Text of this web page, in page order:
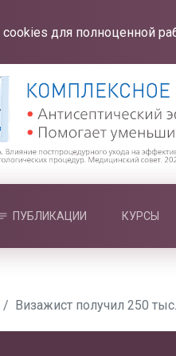
для полноценной
ПУБЛИКАЦИИ КУРСЫ
Визажист получил 250